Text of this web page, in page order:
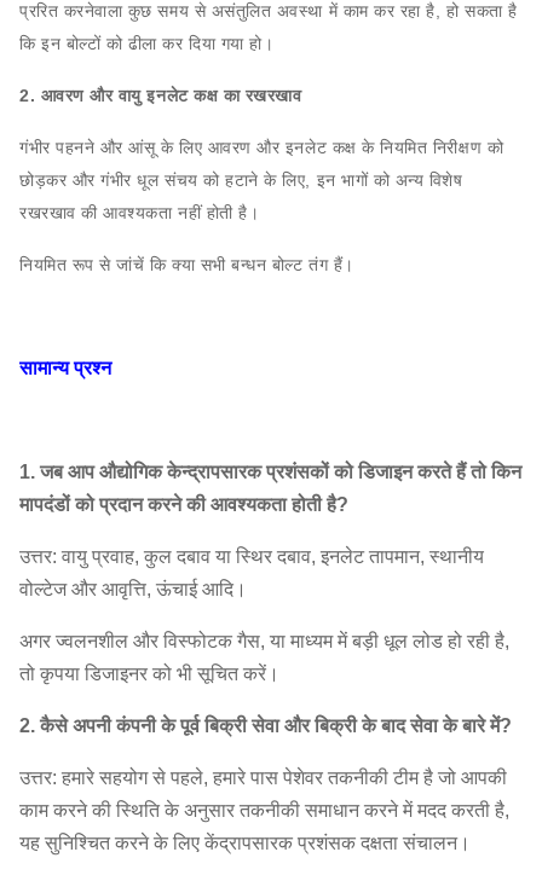
प्ररित करनेवाला कुछ समय से असंतुलित अवस्था में काम कर रहा है, हो सकता है
कि इन बोल्टों को ढीला कर दिया गया हो।
2. आवरण और वायु इनलेट कक्ष का रखरखाव
गंभीर पहनने और आंसू के लिए आवरण और इनलेट कक्ष के नियमित निरीक्षण को
छोड़कर और गंभीर धूल संचय को हटाने के लिए, इन भागों को अन्य विशेष
रखरखाव की आवश्यकता नहीं होती है।
नियमित रूप से जांचें कि क्या सभी बन्धन बोल्ट तंग हैं।
सामान्य प्रश्न
1. जब आप औद्योगिक केन्द्रापसारक प्रशंसकों को डिजाइन करते हैं तो किन
मापदंडों को प्रदान करने की आवश्यकता होती है?
उत्तर: वायु प्रवाह, कुल दबाव या स्थिर दबाव, इनलेट तापमान, स्थानीय
वोल्टेज और आवृत्ति, ऊंचाई आदि।
अगर ज्वलनशील और विस्फोटक गैस, या माध्यम में बड़ी धूल लोड हो रही है,
तो कृपया डिजाइनर को भी सूचित करें।
2. कैसे अपनी कंपनी के पूर्व बिक्री सेवा और बिक्री के बाद सेवा के बारे में?
उत्तर: हमारे सहयोग से पहले, हमारे पास पेशेवर तकनीकी टीम है जो आपकी
काम करने की स्थिति के अनुसार तकनीकी समाधान करने में मदद करती है,
यह सुनिश्चित करने के लिए केंद्रापसारक प्रशंसक दक्षता संचालन।